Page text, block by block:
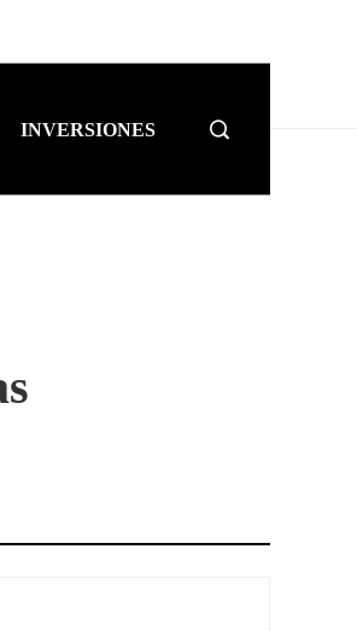
INVERSIONES